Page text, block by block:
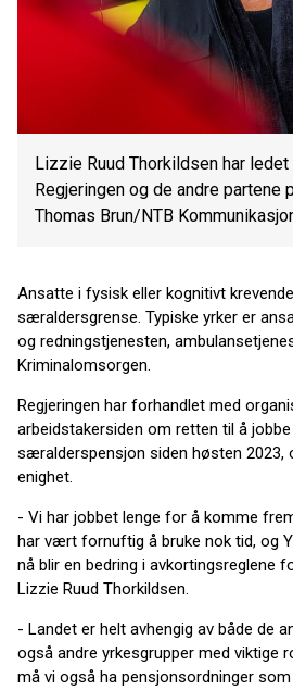
Lizzie Ruud Thorkildsen har
Regjeringen og de andre partene
Thomas Brun/NTB
Ansatte i fysisk eller kognitivt
særaldersgrense. Typiske yrker er
og redningstjenesten,
Kriminalomsorgen.
Regjeringen har forhandlet med
arbeidstakersiden om retten til å
særalderspensjon siden høsten 2023,
enighet.
- Vi har jobbet lenge for å komme
har vært fornuftig å bruke nok tid, og
nå blir en bedring i avkortingsreglene
Lizzie Ruud Thorkildsen.
- Landet er helt avhengig av både de
også andre yrkesgrupper med viktige
må vi også ha pensjonsordninger